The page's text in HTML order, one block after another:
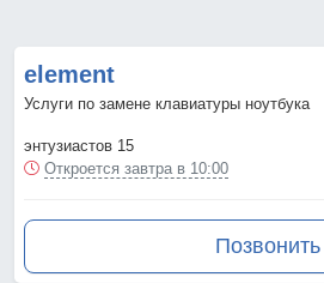
element
Услуги по замене клавиатуры ноутбука
энтузиастов 15
Откроется завтра в 10:00
Позвонить